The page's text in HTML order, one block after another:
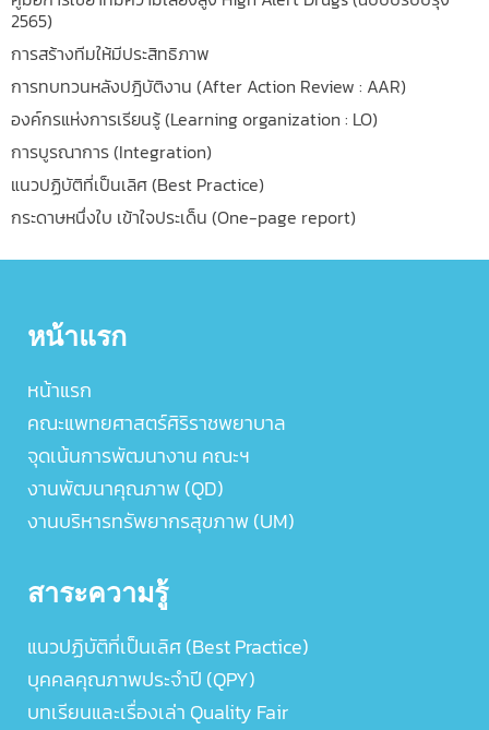
2565)
การสร้างทีมให้มีประสิทธิภาพ
การทบทวนหลังปฎิบัติงาน (After Action Review : AAR)
องค์กรแห่งการเรียนรู้ (Learning organization : LO)
การบูรณาการ (Integration)
แนวปฏิบัติที่เป็นเลิศ (Best Practice)
กระดาษหนึ่งใบ เข้าใจประเด็น (One-page report)
หน้าแรก
หน้าแรก
คณะแพทยศาสตร์ศิริราชพยาบาล
จุดเน้นการพัฒนางาน คณะฯ
งานพัฒนาคุณภาพ (QD)
งานบริหารทรัพยากรสุขภาพ (UM)
สาระความรู้
แนวปฏิบัติที่เป็นเลิศ (Best Practice)
บุคคลคุณภาพประจำปี (QPY)
บทเรียนและเรื่องเล่า Quality Fair